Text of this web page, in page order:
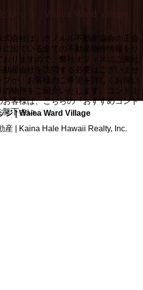
ジ | Waiea Ward Village
産 | Kaina Hale Hawaii Realty, Inc.
レッジ | Waiea Ward Village
式会社は、ホノルル不動産協会の正会
に出ている全ての不動産物件情報をリ
りますので、弊社オフィスにご来社
動産会社を訪問する必要はございませ
フが、お客様のご希望を詳しくお伺い
の物件をご紹介いたします。コンドミ
客様は、こちらの『おすすめコンド
下さい。